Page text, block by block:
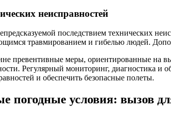
неисправностей
последствием технических
травмированием и гибелью людей.
превентивные меры, ориентированные на
Регулярный мониторинг, диагностика и
и обеспечить безопасные полеты.
погодные условия: вызов